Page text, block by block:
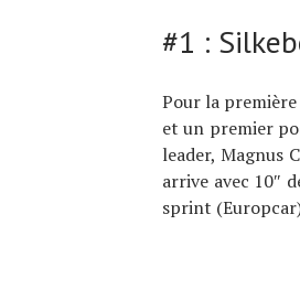
#1 :
Pour la
et un premier
leader, Magnus
arrive avec 10″
sprint